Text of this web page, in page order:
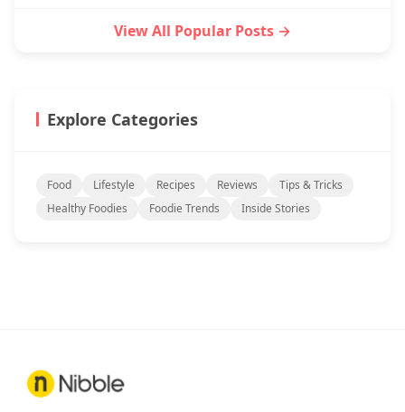
View All Popular Posts →
Explore Categories
Food Lifestyle Recipes Reviews
Tips & Tricks
Healthy Foodies
Foodie Trends Inside Stories